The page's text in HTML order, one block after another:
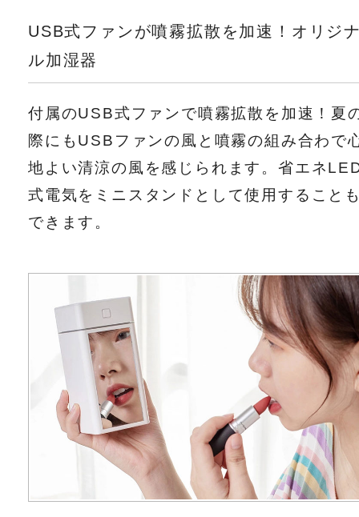
USB式ファンが噴霧拡散を加速！オリジ
ル加湿器
付属のUSB式ファンで噴霧拡散を加速！夏
際にもUSBファンの風と噴霧の組み合わで
地よい清涼の風を感じられます。省エネ
式電気をミニスタンドとして使用すること
できます。